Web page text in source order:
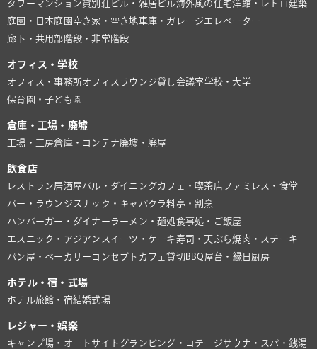
タワーマンション貸別荘ビル・雑居ビル海外風の住宅洋館・レトロ建築
庭園・日本庭園 空き家・空き地 車庫・ガレージ エレベーター
廊下・共用部 階段・非常階段
オフィス・学校
オフィス・事務所オフィスラウンジ貸し会議室学校・大学
保育園・子ども園
倉庫・工場・廃墟
工場・工房倉庫・コンテナ廃墟・廃屋
飲食店
レストラン居酒屋バル・ダイニングカフェ・喫茶店ファミレス・食堂
バー・ラウンジ スナック・キャバクラ料亭・割烹
ハンバーガー・ダイナーラーメン・麺処食事処・ご飯屋
エスニック・アジアン スイーツ・ケーキ寿司・天ぷら焼肉・ステーキ
パン屋・ベーカリー コンセプトカフェ貸切BBQ 屋台・縁日 厨房
ホテル・宿・式場
ホテル旅館・宿結婚式場
レジャー・娯楽
キャンプ場・オートサイト グランピング・コテージサウナ・スパ・銭湯